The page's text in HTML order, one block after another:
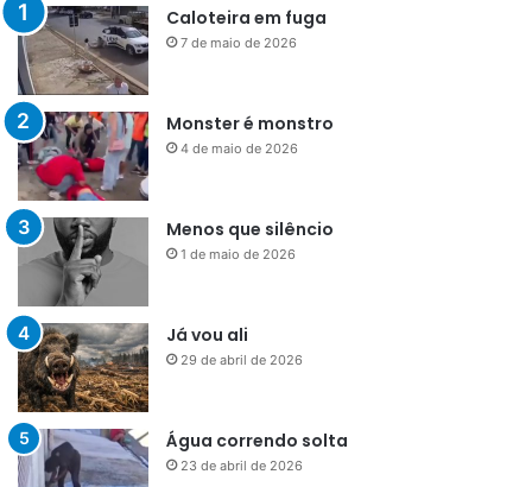
Caloteira em fuga
7 de maio de 2026
Monster é monstro
4 de maio de 2026
Menos que silêncio
1 de maio de 2026
Já vou ali
29 de abril de 2026
Água correndo solta
23 de abril de 2026